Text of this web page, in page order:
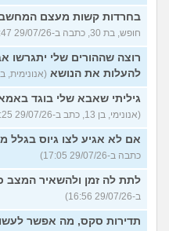
בחרדות קשות מעצם
חופש, בת 30, כתבה ב-29/07/26 17:47)
רוצה שההורים שלי
להעלות את הנושא (אנונימית, בת 23, כתבה ב-29/07/26
גיליתי שאבא שלי בוגד
(אנונימי, בן 13, כתב ב-29/07/26 17:25)
אם לא אגיע לצו גיוס בגלל
כתבה ב-29/07/26 17:05)
לתת לה זמן ולהשאיר המצב
ב-29/07/26 16:56)
תדירות סקס, מה אפשר